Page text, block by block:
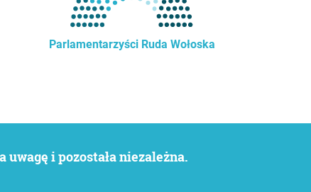
Parlamentarzyści Ruda Wołoska
uwagę i pozostała niezależna.